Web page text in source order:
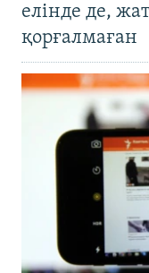
елінде де,
қорғалмаған